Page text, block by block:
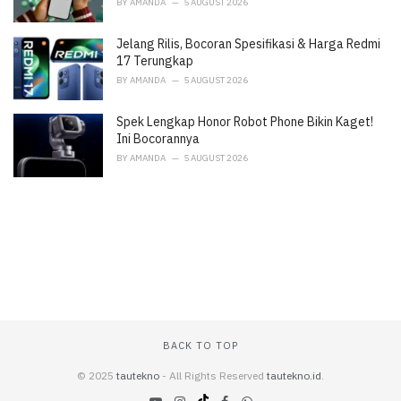
BY AMANDA 5 AUGUST 2026
Jelang Rilis, Bocoran Spesifikasi & Harga Redmi
17 Terungkap
BY AMANDA 5 AUGUST 2026
Spek Lengkap Honor Robot Phone Bikin Kaget!
Ini Bocorannya
BY AMANDA 5 AUGUST 2026
BACK TO TOP
© 2025 tautekno - All Rights Reserved tautekno.id.